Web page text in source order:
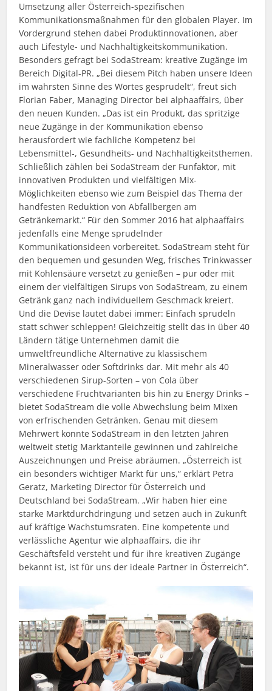
Umsetzung aller Österreich-spezifischen
Kommunikationsmaßnahmen für den globalen Player. Im
Vordergrund stehen dabei Produktinnovationen, aber
auch Lifestyle- und Nachhaltigkeitskommunikation.
Besonders gefragt bei SodaStream: kreative Zugänge im
Bereich Digital-PR. „Bei diesem Pitch haben unsere Ideen
im wahrsten Sinne des Wortes gesprudelt“, freut sich
Florian Faber, Managing Director bei alphaaffairs, über
den neuen Kunden. „Das ist ein Produkt, das spritzige
neue Zugänge in der Kommunikation ebenso
herausfordert wie fachliche Kompetenz bei
Lebensmittel-, Gesundheits- und Nachhaltigkeitsthemen.
Schließlich zählen bei SodaStream der Funfaktor, mit
innovativen Produkten und vielfältigen Mix-
Möglichkeiten ebenso wie zum Beispiel das Thema der
handfesten Reduktion von Abfallbergen am
Getränkemarkt.“ Für den Sommer 2016 hat alphaaffairs
jedenfalls eine Menge sprudelnder
Kommunikationsideen vorbereitet. SodaStream steht für
den bequemen und gesunden Weg, frisches Trinkwasser
mit Kohlensäure versetzt zu genießen – pur oder mit
einem der vielfältigen Sirups von SodaStream, zu einem
Getränk ganz nach individuellem Geschmack kreiert.
Und die Devise lautet dabei immer: Einfach sprudeln
statt schwer schleppen! Gleichzeitig stellt das in über 40
Ländern tätige Unter­nehmen damit die
umweltfreundliche Alternative zu klassischem
Mineralwasser oder Softdrinks dar. Mit mehr als 40
verschiedenen Sirup-Sorten – von Cola über
verschiedene Fruchtvarianten bis hin zu Energy Drinks –
bietet SodaStream die volle Abwechslung beim Mixen
von erfrischenden Getränken. Genau mit diesem
Mehrwert konnte SodaStream in den letzten Jahren
weltweit stetig Marktanteile gewinnen und zahlreiche
Auszeichnungen und Preise abräumen. „Österreich ist
ein besonders wichtiger Markt für uns,“ erklärt Petra
Geratz, Marketing Director für Österreich und
Deutschland bei SodaStream. „Wir haben hier eine
starke Marktdurchdringung und setzen auch in Zukunft
auf kräftige Wachstumsraten. Eine kompetente und
verlässliche Agentur wie alphaaffairs, die ihr
Geschäftsfeld versteht und für ihre kreativen Zugänge
bekannt ist, ist für uns der ideale Partner in Österreich“.